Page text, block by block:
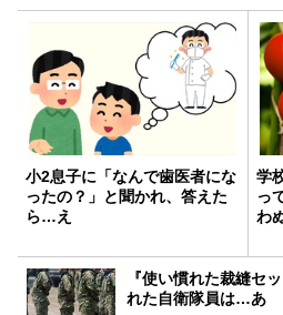
小2息子に「なんで歯医者にな
ったの？」と聞かれ、答えた
ら…え
学
っ
わ
『使い慣れた裁縫セ
れた自衛隊員は…あ